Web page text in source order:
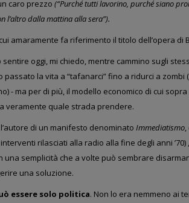
caro prezzo (“Purché tutti lavorino, purché siano
l’altro dalla mattina alla sera”).
amaramente fa riferimento il titolo dell’opera di
sentire oggi, mi chiedo, mentre cammino sugli
passato la vita a “tafanarci” fino a ridurci a
- ma per di più, il modello economico di cui
veramente quale strada prendere.
di un manifesto denominato Immediatismo
rilasciati alla radio alla fine degli anni
una semplicità che a volte può sembrare
una soluzione.
essere solo politica. Non lo era nemmeno ai